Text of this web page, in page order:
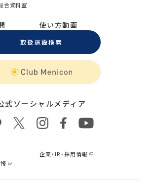
合資料室
使い方動画
取扱施設検索
式ソーシャルメディア
企業・IR・採用情報